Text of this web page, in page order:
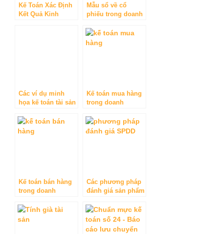
Kế Toán Xác Định
Kết Quả Kinh
Mẫu sổ về cổ
phiếu trong doanh
Các ví dụ minh
họa kế toán tài sản
doanh nghiệp vừa
và nhỏ
Kế toán mua hàng
trong doanh
điều cần lưu ý
Kế toán bán hàng
trong doanh
điều cần lưu ý
Các phương pháp
đánh giá sản phẩm